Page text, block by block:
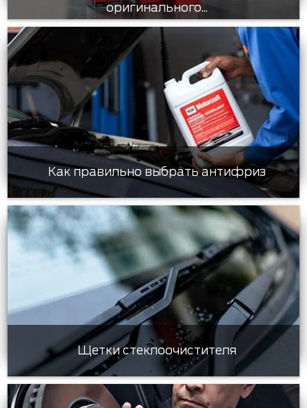
оригинального...
Как правильно выбрать антифриз
Щетки стеклоочистителя